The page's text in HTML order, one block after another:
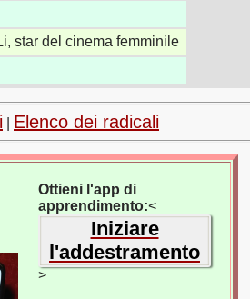
star del cinema femminile
Elenco dei radicali
Ottieni l'app di
apprendimento:<
Iniziare
l'addestramento
>